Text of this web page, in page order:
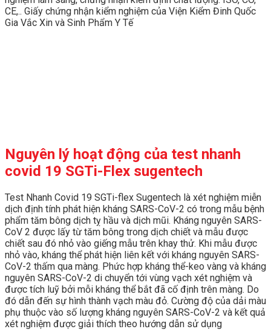
CE,.. Giấy chứng nhận kiểm nghiệm của Viện Kiểm Đinh Quốc
Gia Vắc Xin và Sinh Phẩm Y Tế
Nguyên lý hoạt động của test nhanh
covid 19 SGTi-Flex sugentech
Test Nhanh Covid 19 SGTi-flex Sugentech là xét nghiệm miễn
dịch định tính phát hiện kháng SARS-CoV-2 có trong mẫu bệnh
phẩm tăm bông dịch tỵ hầu và dịch mũi. Kháng nguyên SARS-
CoV 2 được lấy từ tăm bông trong dịch chiết và mẫu được
chiết sau đó nhỏ vào giếng mẫu trên khay thử. Khi mẫu được
nhỏ vào, kháng thể phát hiện liên kết với kháng nguyên SARS-
CoV-2 thấm qua màng. Phức hợp kháng thể-keo vàng và kháng
nguyên SARS-CoV-2 di chuyển tới vùng vạch xét nghiệm và
được tích luỹ bởi mỗi kháng thể bắt đã cố định trên màng. Do
đó dẫn đến sự hình thành vạch màu đỏ. Cường độ của dải màu
phụ thuộc vào số lượng kháng nguyên SARS-CoV-2 và kết quả
xét nghiệm được giải thích theo hướng dẫn sử dụng